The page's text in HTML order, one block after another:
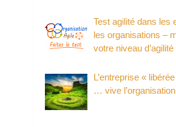
Test agilité dans les
les organisations –
votre niveau d’agilité
L’entreprise «
… vive